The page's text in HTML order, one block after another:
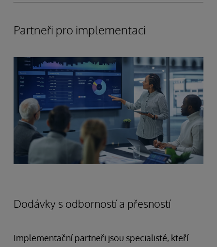
Partneři pro implementaci
Dodávky s odborností a přesností
Implementační partneři jsou specialisté, kteří